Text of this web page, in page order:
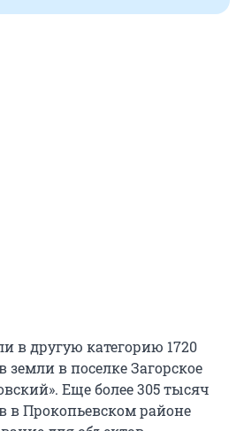
в другую категорию 1720
в поселке Загорское
Еще более 305 тысяч
в Прокопьевском районе